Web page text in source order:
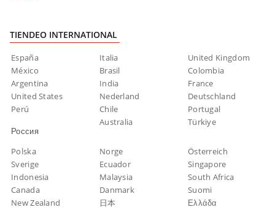
TIENDEO INTERNATIONAL
España Italia
United Kingdom
México
Brasil
Colombia
Argentina
India
France
United States
Nederland
Deutschland
Perú
Chile
Portugal
Россия
Australia Türkiye
Polska Norge
Österreich
Sverige
Ecuador
Singapore
Indonesia
Malaysia
South Africa
Canada
Danmark
Suomi
New Zealand
日本
Ελλάδα